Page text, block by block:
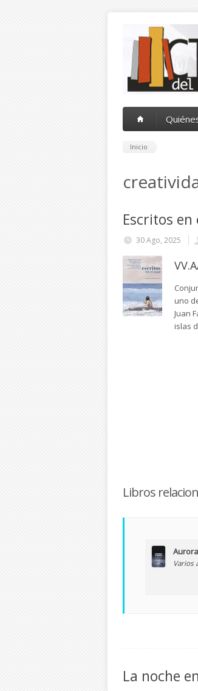
Inicio
Escritos
30 Ago, 2025
uno
Juan
islas
Libros
Varios
La noche